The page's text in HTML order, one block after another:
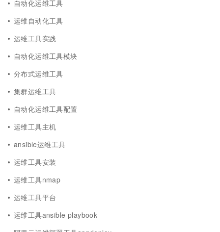
自动化运维工具
运维自动化工具
运维工具实践
自动化运维工具模块
分布式运维工具
集群运维工具
自动化运维工具配置
运维工具主机
ansible运维工具
运维工具安装
运维工具nmap
运维工具平台
运维工具ansible playbook